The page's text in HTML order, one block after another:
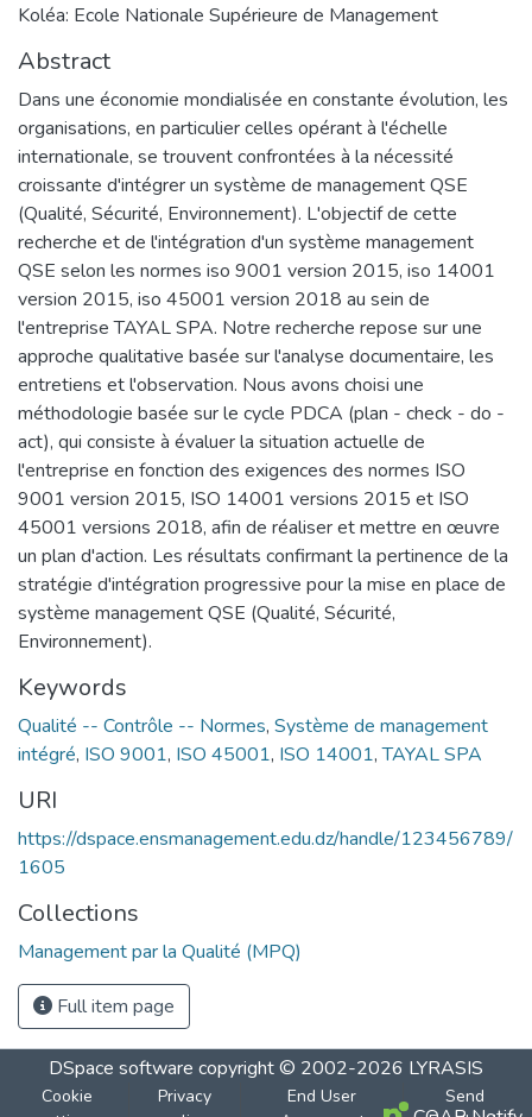
Koléa: Ecole Nationale Supérieure de Management
Abstract
Dans une économie mondialisée en constante évolution, les
organisations, en particulier celles opérant à l'échelle
internationale, se trouvent confrontées à la nécessité
croissante d'intégrer un système de management QSE
(Qualité, Sécurité, Environnement). L'objectif de cette
recherche et de l'intégration d'un système management
QSE selon les normes iso 9001 version 2015, iso 14001
version 2015, iso 45001 version 2018 au sein de
l'entreprise TAYAL SPA. Notre recherche repose sur une
approche qualitative basée sur l'analyse documentaire, les
entretiens et l'observation. Nous avons choisi une
méthodologie basée sur le cycle PDCA (plan - check - do -
act), qui consiste à évaluer la situation actuelle de
l'entreprise en fonction des exigences des normes ISO
9001 version 2015, ISO 14001 versions 2015 et ISO
45001 versions 2018, afin de réaliser et mettre en œuvre
un plan d'action. Les résultats confirmant la pertinence de la
stratégie d'intégration progressive pour la mise en place de
système management QSE (Qualité, Sécurité,
Environnement).
Keywords
Qualité -- Contrôle -- Normes, Système de management
intégré, ISO 9001, ISO 45001, ISO 14001,TAYAL SPA
URI
https://dspace.ensmanagement.edu.dz/handle/123456789/
1605
Collections
Management par la Qualité (MPQ)
Full item page
DSpace software copyright © 2002-2026 LYRASIS
Cookie
Privacy
End User
Send